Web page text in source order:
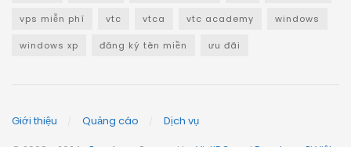
vps miễn phí vtc vtca vtc academy windows
windows xp đăng ký tên miền ưu đãi
Giới thiệu Quảng cáo Dịch vụ